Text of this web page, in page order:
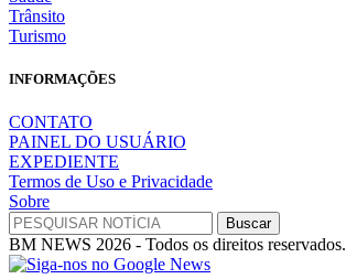
Trânsito
Turismo
INFORMAÇÕES
CONTATO
PAINEL DO USUÁRIO
EXPEDIENTE
Termos de Uso e Privacidade
Sobre
BM NEWS 2026 - Todos os direitos reservados.